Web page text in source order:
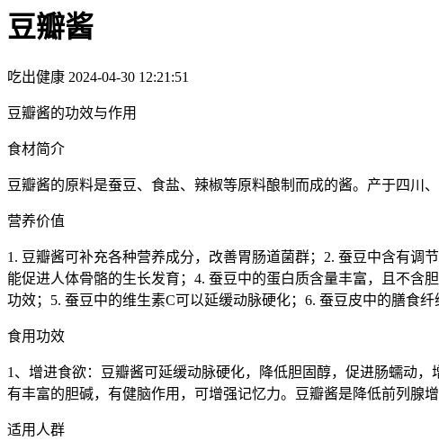
豆瓣酱
吃出健康 2024-04-30 12:21:51
豆瓣酱的功效与作用
食材简介
豆瓣酱的原料是蚕豆、食盐、辣椒等原料酿制而成的酱。产于四川
营养价值
1. 豆瓣酱可补充各种营养成分，改善胃肠道菌群；2. 蚕豆中含有调
能促进人体骨骼的生长发育；4. 蚕豆中的蛋白质含量丰富，且不含
功效；5. 蚕豆中的维生素C可以延缓动脉硬化；6. 蚕豆皮中的膳食
食用功效
1、增进食欲：豆瓣酱可延缓动脉硬化，降低胆固醇，促进肠蠕动
有丰富的胆碱，有健脑作用，可增强记忆力。豆瓣酱是降低前列腺
适用人群